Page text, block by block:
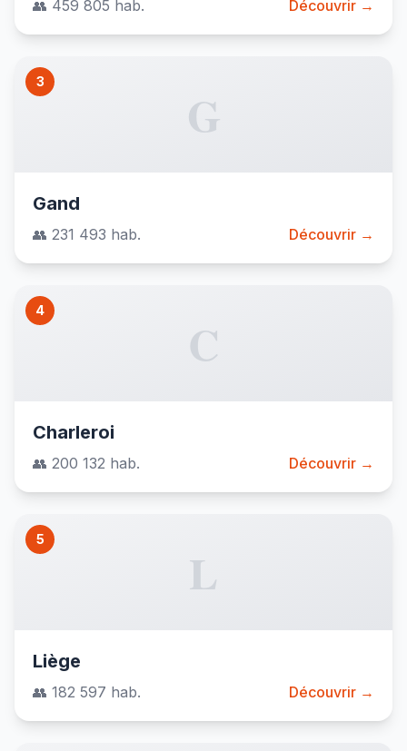
👥 459 805 hab. Découvrir →
3
G
Gand
👥 231 493 hab. Découvrir →
4
C
Charleroi
👥 200 132 hab. Découvrir →
5
L
Liège
👥 182 597 hab. Découvrir →